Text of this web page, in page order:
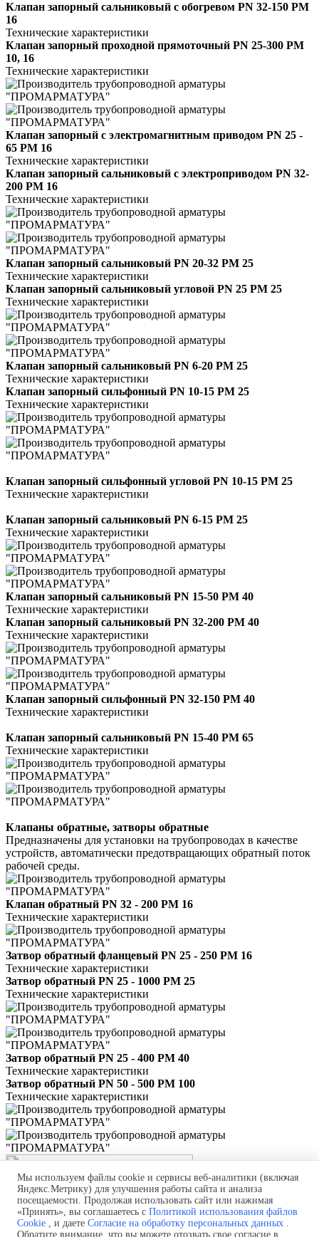
Клапан запорный сальниковый с обогревом PN 32-150 РМ
16
Технические характеристики
Клапан запорный проходной прямоточный PN 25-300 РМ
10, 16
Технические характеристики
Клапан запорный с электромагнитным приводом PN 25 -
65 РМ 16
Технические характеристики
Клапан запорный сальниковый с электроприводом PN 32-
200 РМ 16
Технические характеристики
Клапан запорный сальниковый PN 20-32 РМ 25
Технические характеристики
Клапан запорный сальниковый угловой PN 25 РМ 25
Технические характеристики
Клапан запорный сальниковый PN 6-20 РМ 25
Технические характеристики
Клапан запорный сильфонный PN 10-15 РМ 25
Технические характеристики
Клапан запорный сильфонный угловой PN 10-15 РМ 25
Технические характеристики
Клапан запорный сальниковый PN 6-15 РМ 25
Технические характеристики
Клапан запорный сальниковый PN 15-50 РМ 40
Технические характеристики
Клапан запорный сальниковый PN 32-200 РМ 40
Технические характеристики
Клапан запорный сильфонный PN 32-150 РМ 40
Технические характеристики
Клапан запорный сальниковый PN 15-40 РМ 65
Технические характеристики
Клапаны обратные, затворы обратные
Предназначены для установки на трубопроводах в качестве
устройств, автоматически предотвращающих обратный поток
рабочей среды.
Клапан обратный PN 32 - 200 РМ 16
Технические характеристики
Затвор обратный фланцевый PN 25 - 250 РМ 16
Технические характеристики
Затвор обратный PN 25 - 1000 РМ 25
Технические характеристики
Затвор обратный PN 25 - 400 РМ 40
Технические характеристики
Затвор обратный PN 50 - 500 РМ 100
Технические характеристики
Политика обработки персональных данных
Согласие на обработку персональных данных
Политика использования файлов cookie
Мы используем файлы cookie и сервисы веб-аналитики (включая
Яндекс.Метрику) для улучшения работы сайта и анализа
посещаемости. Продолжая использовать сайт или нажимая
«Принять», вы соглашаетесь с Политикой использования файлов
Cookie , и даете Согласие на обработку персональных данных .
Обратите внимание, что вы можете отозвать свое согласие в